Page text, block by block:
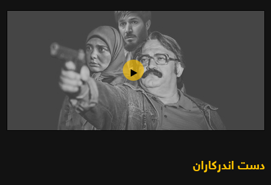
دست اندرکاران